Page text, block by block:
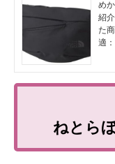
め
紹
た
適
ねとら